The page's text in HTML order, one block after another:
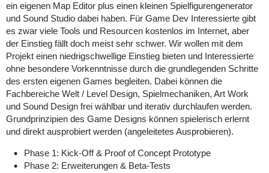
ein eigenen Map Editor plus einen kleinen Spielfigurengenerator
und Sound Studio dabei haben. Für Game Dev Interessierte gibt
es zwar viele Tools und Resourcen kostenlos im Internet, aber
der Einstieg fällt doch meist sehr schwer. Wir wollen mit dem
Projekt einen niedrigschwellige Einstieg bieten und Interessierte
ohne besondere Vorkenntnisse durch die grundlegenden Schritte
des ersten eigenen Games begleiten. Dabei können die
Fachbereiche Welt / Level Design, Spielmechaniken, Art Work
und Sound Design frei wählbar und iterativ durchlaufen werden.
Grundprinzipien des Game Designs können spielerisch erlernt
und direkt ausprobiert werden (angeleitetes Ausprobieren).
Phase 1: Kick-Off & Proof of Concept Prototype
Phase 2: Erweiterungen & Beta-Tests